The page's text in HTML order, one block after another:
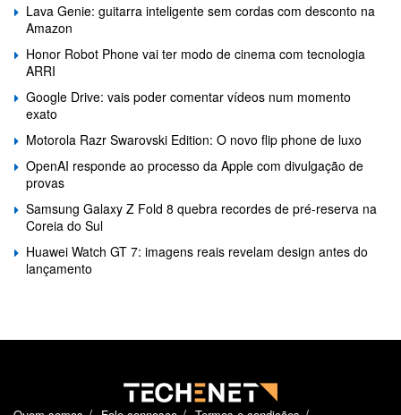
Lava Genie: guitarra inteligente sem cordas com desconto na
Amazon
Honor Robot Phone vai ter modo de cinema com tecnologia
ARRI
Google Drive: vais poder comentar vídeos num momento
exato
Motorola Razr Swarovski Edition: O novo flip phone de luxo
OpenAI responde ao processo da Apple com divulgação de
provas
Samsung Galaxy Z Fold 8 quebra recordes de pré-reserva na
Coreia do Sul
Huawei Watch GT 7: imagens reais revelam design antes do
lançamento